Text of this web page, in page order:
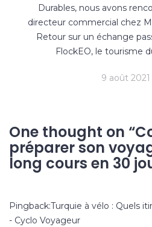
Durables, nous avons
directeur commercial chez
Retour sur un échange
FlockEO, le tourisme
9 août 2021
One thought on “
préparer son
long cours en 30
Pingback:Turquie à vélo : Quels
- Cyclo Voyageur